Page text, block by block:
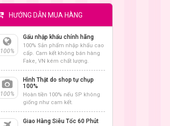
HƯỚNG DẪN MUA HÀNG
100%
Gấu nhập khẩu chính hãng
100% Sản phẩm nhập khẩu cao
cấp. Cam kết không bán hàng
Fake, VN kém chất lượng.
100%
Hình Thật do shop tự chụp
100%
Hoàn tiền 100% nếu SP không
giống như cam kết.
Giao Hàng Siêu Tốc 60 Phút